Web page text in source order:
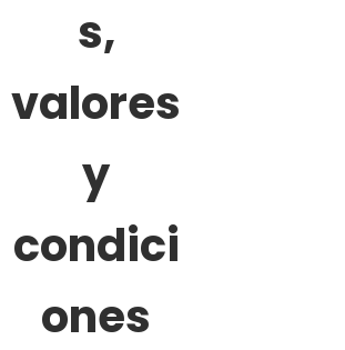
s,
valores
y
condici
ones